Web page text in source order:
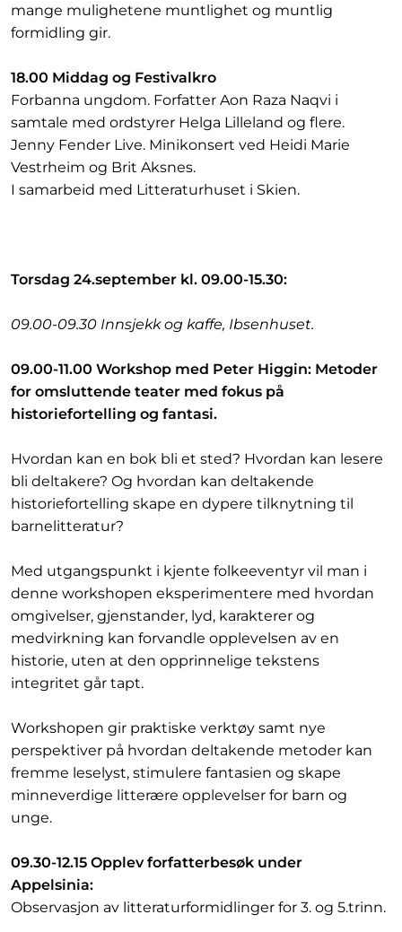
mange mulighetene muntlighet og muntlig
formidling gir.
18.00 Middag og Festivalkro
Forbanna ungdom. Forfatter Aon Raza Naqvi i
samtale med ordstyrer Helga Lilleland og flere.
Jenny Fender Live. Minikonsert ved Heidi Marie
Vestrheim og Brit Aksnes.
I samarbeid med Litteraturhuset i Skien.
Torsdag 24.september kl. 09.00-15.30:
09.00-09.30 Innsjekk og kaffe, Ibsenhuset.
09.00-11.00 Workshop med Peter Higgin: Metoder
for omsluttende teater med fokus på
historiefortelling og fantasi.
Hvordan kan en bok bli et sted? Hvordan kan lesere
bli deltakere? Og hvordan kan deltakende
historiefortelling skape en dypere tilknytning til
barnelitteratur?
Med utgangspunkt i kjente folkeeventyr vil man i
denne workshopen eksperimentere med hvordan
omgivelser, gjenstander, lyd, karakterer og
medvirkning kan forvandle opplevelsen av en
historie, uten at den opprinnelige tekstens
integritet går tapt.
Workshopen gir praktiske verktøy samt nye
perspektiver på hvordan deltakende metoder kan
fremme leselyst, stimulere fantasien og skape
minneverdige litterære opplevelser for barn og
unge.
09.30-12.15 Opplev forfatterbesøk under
Appelsinia:
Observasjon av litteraturformidlinger for 3. og 5.trinn.